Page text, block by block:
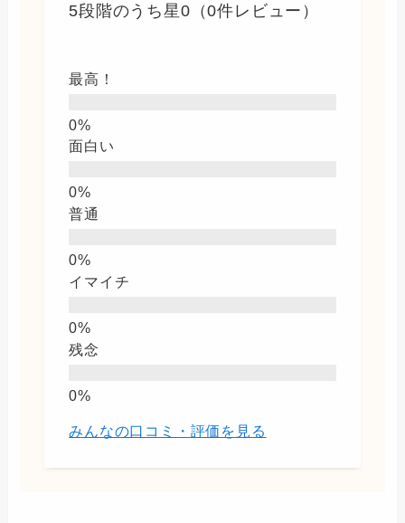
5段階のうち星0（0件レビュー）
最高！
面白い
普通
イマイチ
残念
みんなの口コミ・評価を見る